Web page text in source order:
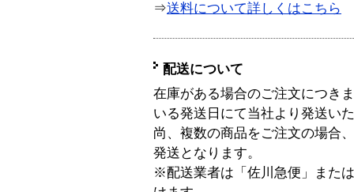
⇒送料について詳しくはこちら
配送について
在庫がある場合のご注文につき
いる発送日にて当社より発送い
尚、複数の商品をご注文の場合
発送となります。
※配送業者は「佐川急便」また